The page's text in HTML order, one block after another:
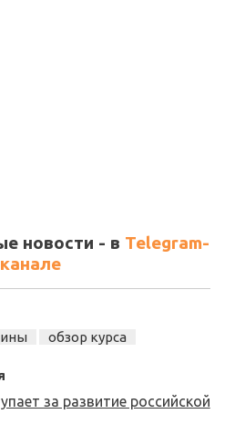
новости - в Telegram-
канале
обзор курса
за развитие российской